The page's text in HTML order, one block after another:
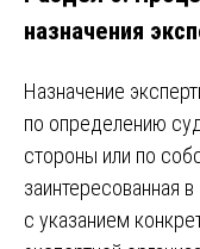
назначения
Назначение
по определению
стороны или по
заинтересованная
с указанием